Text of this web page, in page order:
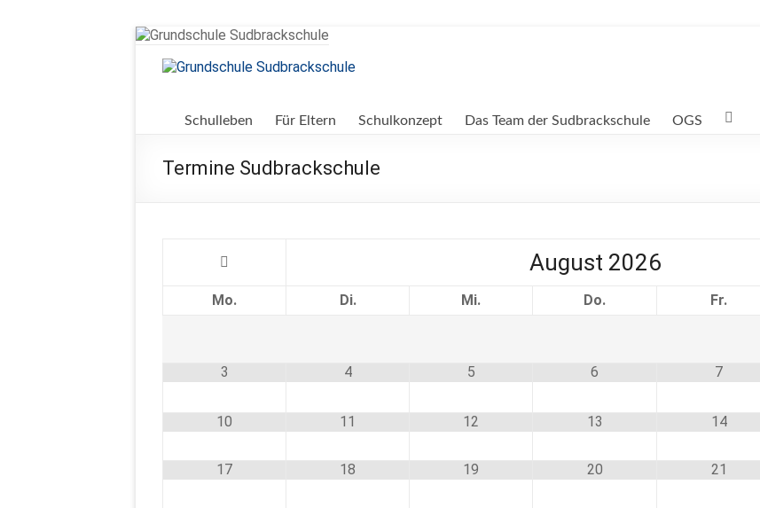
Zum
springen
Grundschule
Sudbrackschule
Schulleben Für Eltern Schulkonzept Das Team der Sudbrackschule OGS
Termine Sudbrackschule
August 2026
Mo. Di. Mi. Do. Fr.
3 4 5 6 7
10 11 12 13 14
17 18 19 20 21